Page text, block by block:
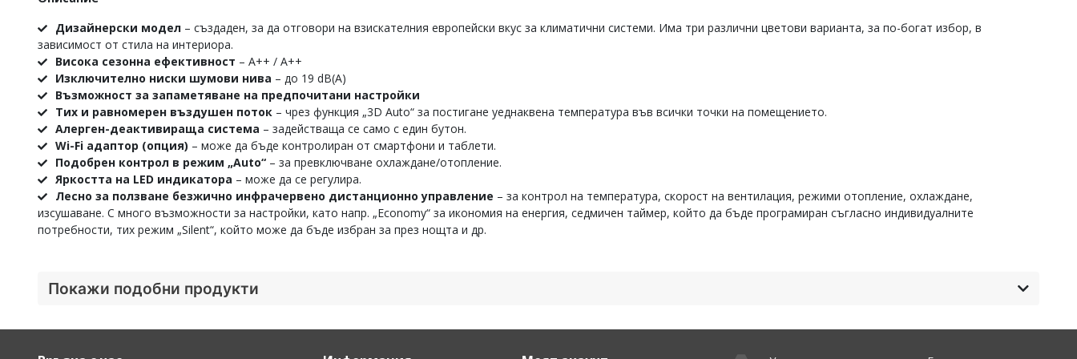
Дизайнерски модел – създаден, за да отговори на взискателния европейски вкус за климатични системи. Има три различни цветови варианта, за по-богат избор, в
зависимост от стила на интериора.
Висока сезонна ефективност – A++ / A++
Изключително ниски шумови нива – до 19 dB(A)
Възможност за запаметяване на предпочитани настройки
Тих и равномерен въздушен поток – чрез функция „3D Auto“ за постигане уеднаквена температура във всички точки на помещението.
Алерген-деактивираща система – задействаща се само с един бутон.
Wi-Fi адаптор (опция) – може да бъде контролиран от смартфони и таблети.
Подобрен контрол в режим „Auto“ – за превключване охлаждане/отопление.
Яркостта на LED индикатора – може да се регулира.
Лесно за ползване безжично инфрачервено дистанционно управление – за контрол на температура, скорост на вентилация, режими отопление, охлаждане,
изсушаване. С много възможности за настройки, като напр. „Economy“ за икономия на енергия, седмичен таймер, който да бъде програмиран съгласно индивидуалните
потребности, тих режим „Silent“, който може да бъде избран за през нощта и др.
Покажи подобни продукти